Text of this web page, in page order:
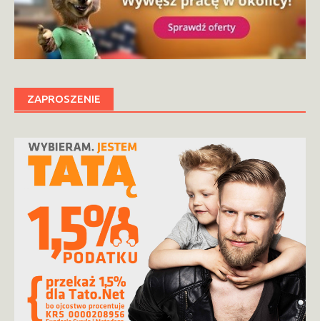
ZAPROSZENIE